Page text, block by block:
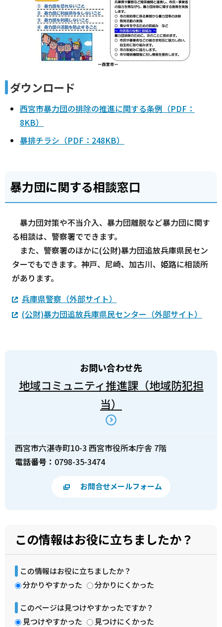
ダウンロード
西宮市暴力団の排除の推進に関する条例（PDF：
8KB）
暴排チラシ（PDF：248KB）
暴力団に関する相談窓口
暴力団対策や不当介入、暴力団離脱など暴力団に関す
る相談は、警察署でできます。
また、警察署のほかに(公財)暴力団追放兵庫県民セン
ターでもできます。神戸、尼崎、加古川、姫路に相談所
があります。
兵庫県警察（外部サイト）
(公財)暴力団追放兵庫県民センター（外部サイト）
お問い合わせ先
地域コミュニティ推進課（地域防犯担
当）
西宮市六湛寺町10-3 西宮市役所本庁舎 7階
電話番号： 0798-35-3474
お問合せメールフォーム
この情報はお役に立ちましたか？
この情報はお役に立ちましたか？
分かりやすかった
分かりにくかった
このページは見つけやすかったですか？
見つけやすかった
見つけにくかった